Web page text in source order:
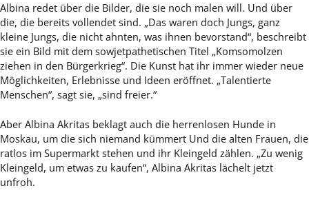
Albina redet über die Bilder, die sie noch malen will. Und über
die, die bereits vollendet sind. „Das waren doch Jungs, ganz
kleine Jungs, die nicht ahnten, was ihnen bevorstand“, beschreibt
sie ein Bild mit dem sowjetpathetischen Titel „Komsomolzen
ziehen in den Bürgerkrieg“. Die Kunst hat ihr immer wieder neue
Möglichkeiten, Erlebnisse und Ideen eröffnet. „Talentierte
Menschen“, sagt sie, „sind freier.“
Aber Albina Akritas beklagt auch die herrenlosen Hunde in
Moskau, um die sich niemand kümmert Und die alten Frauen, die
ratlos im Supermarkt stehen und ihr Kleingeld zählen. „Zu wenig
Kleingeld, um etwas zu kaufen“, Albina Akritas lächelt jetzt
unfroh.